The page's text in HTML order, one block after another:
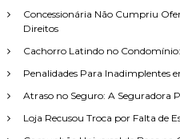
n
a
m
t
Concessionária Não Cumpriu
Direitos
Cachorro Latindo no
Penalidades Para Inadimplentes
Atraso no Seguro: A Seguradora
Loja Recusou Troca por Falta de